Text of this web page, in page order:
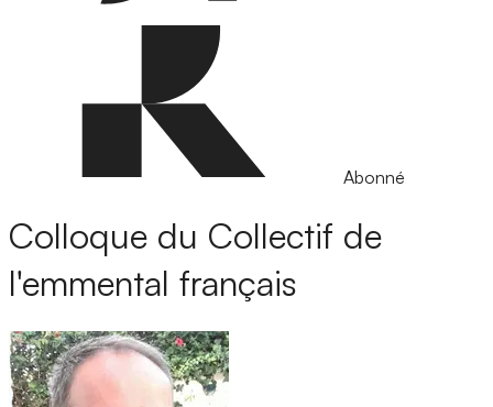
Abonné
Colloque du Collectif de
l'emmental français